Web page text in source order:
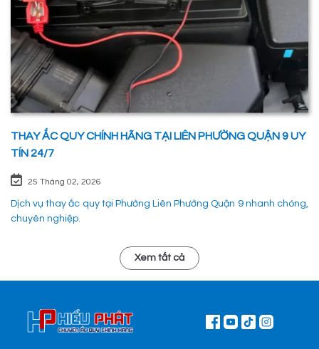
THAY ẮC QUY CHÍNH HÃNG TẠI LIÊN PHƯỜNG QUẬN 9 UY
TÍN 24/7
25 Tháng 02, 2026
Dịch vụ thay ắc quy tại Phường Liên Phường Quận 9 nhanh chóng,
chuyên nghiệp.
Xem tất cả